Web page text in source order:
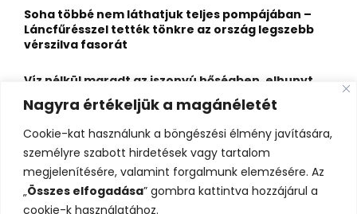
Nagyra értékeljük a magánéletét
Cookie-kat használunk a böngészési élmény javítására,
személyre szabott hirdetések vagy tartalom
megjelenítésére, valamint forgalmunk elemzésére. Az
„Összes elfogadása” gombra kattintva hozzájárul a
cookie-k használatához.
Soha többé nem láthatjuk teljes pompájában –
Láncfűrésszel tették tönkre az ország legszebb
vérszilva fasorát
Víz nélkül maradt az iszonyú hőségben, elhunyt
egy kiránduló a legnépszerűbb horvát
hegységben
Felbecsülhetetlen értékű honfoglaláskori
leletegyüttes került elő Pest megyében – videóval